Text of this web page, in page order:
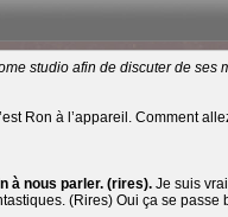
studio afin de discuter de ses
Ron à l’appareil. Comment
à nous parler. (rires). Je suis
(Rires) Oui ça se passe